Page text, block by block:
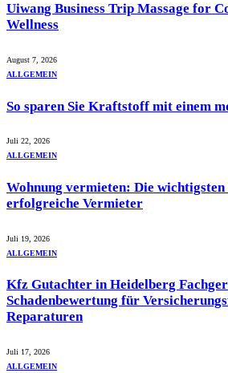
Uiwang Business Trip Massage for
Wellness
August 7, 2026
ALLGEMEIN
So sparen Sie Kraftstoff mit einem
Juli 22, 2026
ALLGEMEIN
Wohnung vermieten: Die
erfolgreiche Vermieter
Juli 19, 2026
ALLGEMEIN
Kfz Gutachter in Heidelberg
Schadenbewertung für
Reparaturen
Juli 17, 2026
ALLGEMEIN